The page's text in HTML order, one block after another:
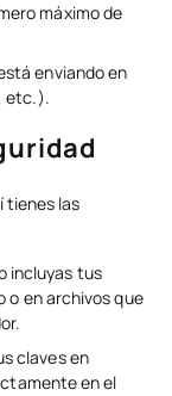
máximo de
enviando en
etc.).
tienes las
incluyas tus
o en archivos que
claves en
en el